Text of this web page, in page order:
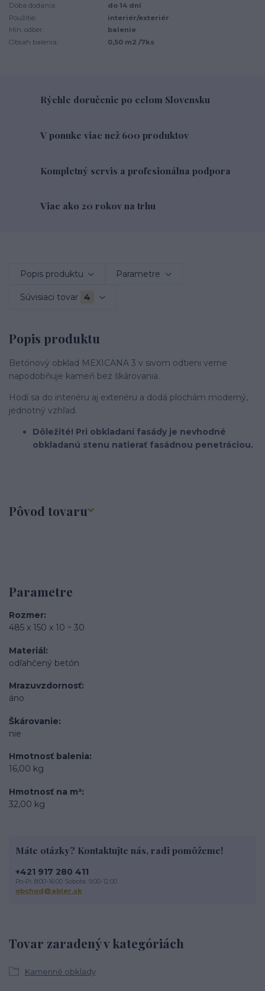
Doba dodania:
do 14 dní
Použitie:
interiér/exteriér
Min. odber:
balenie
Obsah balenia:
0,50 m2 /7ks
Rýchle doručenie po celom Slovensku
V ponuke viac než 600 produktov
Kompletný servis a profesionálna podpora
Viac ako 20 rokov na trhu
Popis produktu Parametre
Súvisiaci tovar 4
Popis produktu
Betónový obklad MEXICANA 3 v sivom odtieni verne
napodobňuje kameň bez škárovania.
Hodí sa do interiéru aj exteriéru a dodá plochám moderný,
jednotný vzhľad.
Dôležité! Pri obkladaní fasády je nevhodné
obkladanú stenu natierať fasádnou penetráciou.
Pôvod tovaru
Parametre
Rozmer
485 x 150 x 10 ÷ 30
Materiál
odľahčený betón
Mrazuvzdornosť
áno
Škárovanie
nie
Hmotnosť balenia
16,00 kg
Hmotnosť na m²
32,00 kg
Tovar zaradený v kategóriách
Kamenné obklady
Máte otázky? Kontaktujte nás, radi pomôžeme!
+421 917 280 411
Po-Pi: 8:00-16:00 Sobota: 9:00-12:00
obchod@abler.sk